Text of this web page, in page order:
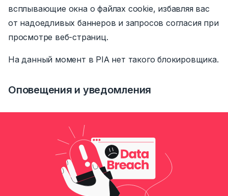
всплывающие окна о файлах cookie, избавляя вас
от надоедливых баннеров и запросов согласия при
просмотре веб-страниц.
На данный момент в PIA нет такого блокировщика.
Оповещения и уведомления